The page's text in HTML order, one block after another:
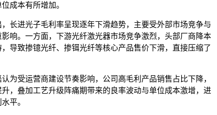
成本有所增加。
进光子毛利率呈现逐年下滑趋势，主要受外部市场竞争与
响。一方面，下游光纤激光器市场竞争激烈，头部厂商降本
导致掺镱光纤、掺铒光纤等核心产品售价下滑，直接压缩了
受运营商建设节奏影响，公司高毛利产品销售占比下降，
，叠加工艺升级阵痛期带来的良率波动与单位成本激增，进
平。